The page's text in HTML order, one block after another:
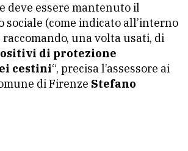
deve essere mantenuto il
sociale (come indicato all’interno
raccomando, una volta usati, di
di protezione
cestini“, precisa l’assessore ai
di Firenze Stefano